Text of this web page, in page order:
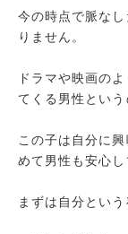
自分に自
まとめ
今の時点で脈な
りません。
ドラマや映画の
てくる男性という
この子は自分に
めて男性も安心し
まずは自分とい